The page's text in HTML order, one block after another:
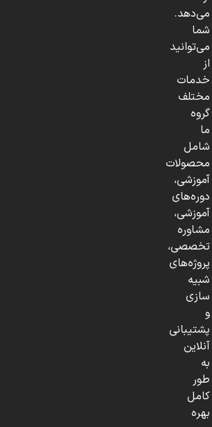
می‌دهد.
شما
می‌توانید
از
خدمات
مختلف
گروه
ما
شامل
محصولات
آموزشی،
دوره‌های
آموزشی،
مشاوره
تخصصی،
پروژه‌های
شبیه
سازی
و
پشتیبانی
آنلاین
به
طور
کامل
بهره